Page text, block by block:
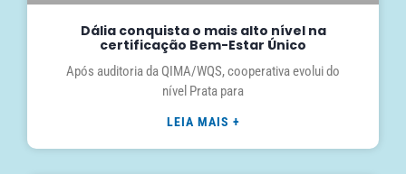
Dália conquista o mais alto nível na
certificação Bem-Estar Único
Após auditoria da QIMA/WQS, cooperativa evolui do
nível Prata para
LEIA MAIS +